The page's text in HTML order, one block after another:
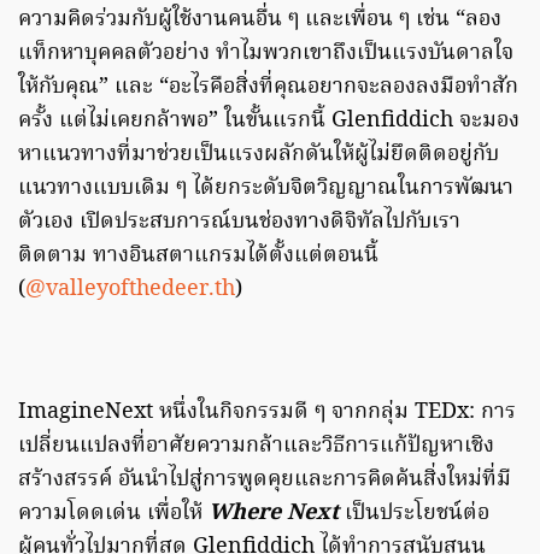
ความคิดร่วมกับผู้ใช้งานคนอื่น ๆ และเพื่อน ๆ เช่น “ลอง
แท็กหาบุคคลตัวอย่าง ทำไมพวกเขาถึงเป็นแรงบันดาลใจ
ให้กับคุณ” และ “อะไรคือสิ่งที่คุณอยากจะลองลงมือทำสัก
ครั้ง แต่ไม่เคยกล้าพอ” ในขั้นแรกนี้ Glenfiddich จะมอง
หาแนวทางที่มาช่วยเป็นแรงผลักดันให้ผู้ไม่ยึดติดอยู่กับ
แนวทางแบบเดิม ๆ ได้ยกระดับจิตวิญญาณในการพัฒนา
ตัวเอง เปิดประสบการณ์บนช่องทางดิจิทัลไปกับเรา
ติดตาม ทางอินสตาแกรมได้ตั้งแต่ตอนนี้
(@valleyofthedeer.th)
ImagineNext หนึ่งในกิจกรรมดี ๆ จากกลุ่ม TEDx: การ
เปลี่ยนแปลงที่อาศัยความกล้าและวิธีการแก้ปัญหาเชิง
สร้างสรรค์ อันนำไปสู่การพูดคุยและการคิดค้นสิ่งใหม่ที่มี
ความโดดเด่น เพื่อให้ Where Nextเป็นประโยชน์ต่อ